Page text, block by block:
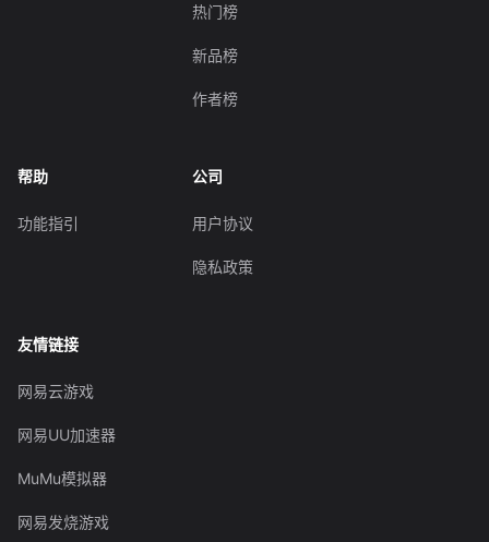
热门榜
新品榜
作者榜
帮助
功能指引
公司
用户协议
隐私政策
友情链接
网易云游戏
网易UU加速器
MuMu模拟器
网易发烧游戏